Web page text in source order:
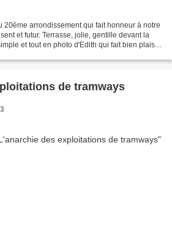
20ème arrondissement qui fait honneur à notre
et futur. Terrasse, jolie, gentille devant la
et tout en photo d'Edith qui fait bien plaisir
de tramways